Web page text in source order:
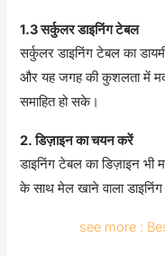
1.3 सर्कुलर डाइनिंग टेबल
सर्कुलर डाइनिंग टेबल का
और यह जगह की कुशलता में
समाहित हो सके।
2. डिज़ाइन का चयन करें
डाइनिंग टेबल का डिज़ाइन भी
के साथ मेल खाने वाला
see more :